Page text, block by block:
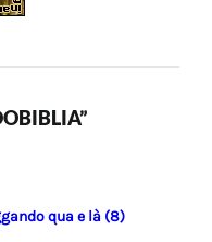
qua e là (8)